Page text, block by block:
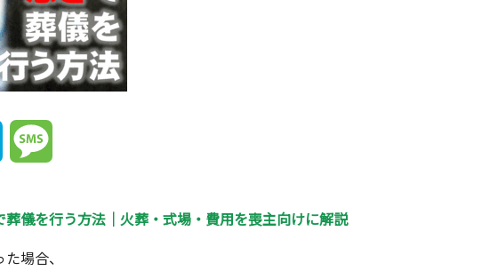
Hatena
葬儀を行う方法｜火葬・式場・費用を喪主向けに解説
場合、